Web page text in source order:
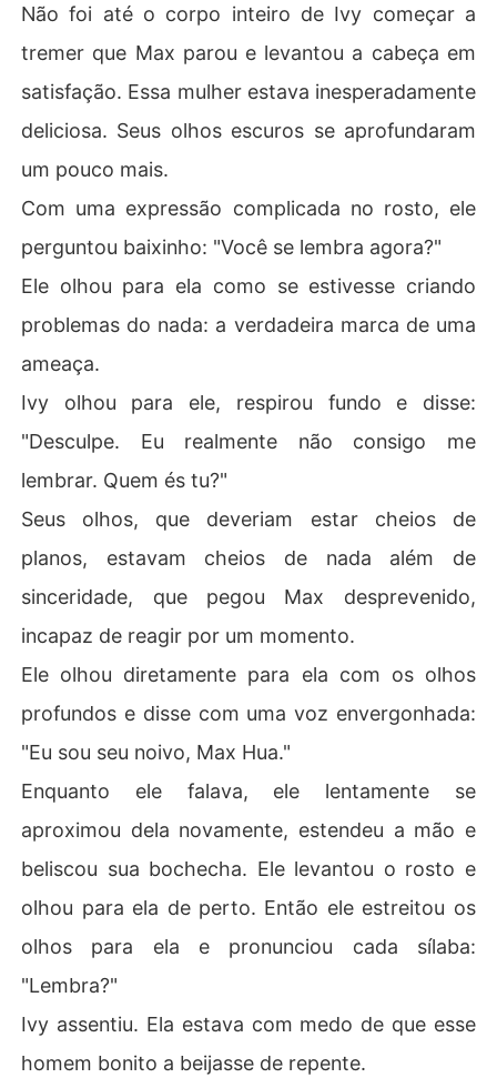
Não foi até o corpo inteiro de Ivy começar a
tremer que Max parou e levantou a cabeça em
satisfação. Essa mulher estava inesperadamente
deliciosa. Seus olhos escuros se aprofundaram
um pouco mais.
Com uma expressão complicada no rosto, ele
perguntou baixinho: "Você se lembra agora?"
Ele olhou para ela como se estivesse criando
problemas do nada: a verdadeira marca de uma
ameaça.
Ivy olhou para ele, respirou fundo e disse:
"Desculpe. Eu realmente não consigo me
lembrar. Quem és tu?"
Seus olhos, que deveriam estar cheios de
planos, estavam cheios de nada além de
sinceridade, que pegou Max desprevenido,
incapaz de reagir por um momento.
Ele olhou diretamente para ela com os olhos
profundos e disse com uma voz envergonhada:
"Eu sou seu noivo, Max Hua."
Enquanto ele falava, ele lentamente se
aproximou dela novamente, estendeu a mão e
beliscou sua bochecha. Ele levantou o rosto e
olhou para ela de perto. Então ele estreitou os
olhos para ela e pronunciou cada sílaba:
"Lembra?"
Ivy assentiu. Ela estava com medo de que esse
homem bonito a beijasse de repente.